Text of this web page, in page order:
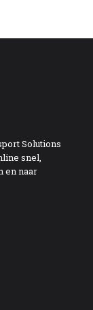
Solutions
snel,
en naar